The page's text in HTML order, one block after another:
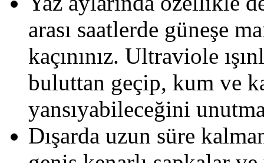
arası saatlerde güneşe
kaçınınız. Ultraviole
buluttan geçip, kum ve
yansıyabileceğini
Dışarda uzun süre